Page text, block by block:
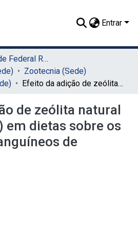
Entrar
01. Universidade Federal Rural de Pernambuco - UFRPE (Sede)
Zootecnia (Sede)
Efeito da adição de zeólita natural (Clinoptilolita) em dietas sobre os parâmetros sanguíneos de poedeiras
de zeólita natural
dietas sobre os
de